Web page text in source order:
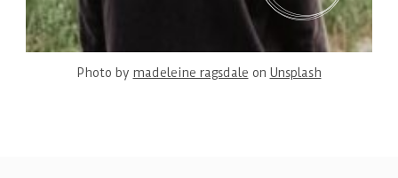
Photo by madeleine ragsdale on Unsplash